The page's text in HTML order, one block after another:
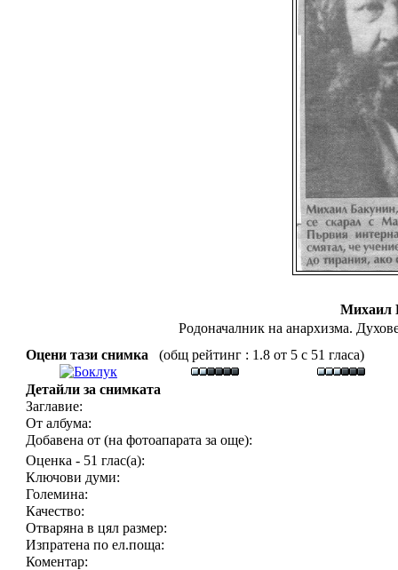
Михаил
Родоначалник на анархизма.
Оцени тази снимка
(общ рейтинг : 1.8 от 5 с 51 гласа)
Детайли за снимката
Заглавие:
От албума:
Добавена от (на фотоапарата за още):
Оценка - 51 глас(а):
Ключови думи:
Големина:
Качество:
Отваряна в цял размер:
Изпратена по ел.поща:
Коментар: